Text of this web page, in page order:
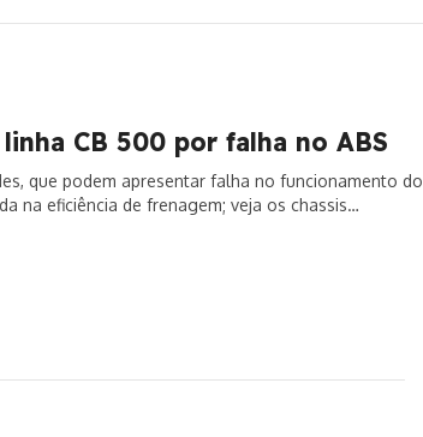
CB 500 por falha no ABS
que podem apresentar falha no funcionamento do
na eficiência de frenagem; veja os chassis